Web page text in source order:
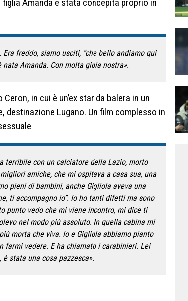
Amanda è stata concepita proprio in
freddo, siamo usciti, “che bello andiamo qui
Amanda. Con molta gioia nostra».
in cui è un’ex star da balera in un
destinazione Lugano. Un film complesso in
terribile con un calciatore della Lazio, morto
amiche, che mi ospitava a casa sua, una
pieni di bambini, anche Gigliola aveva una
ti accompagno io”. Io ho tanti difetti ma sono
punto vedo che mi viene incontro, mi dice ti
nel modo più assoluto. In quella cabina mi
morta che viva. Io e Gigliola abbiamo pianto
farmi vedere. E ha chiamato i carabinieri. Lei
è stata una cosa pazzesca».